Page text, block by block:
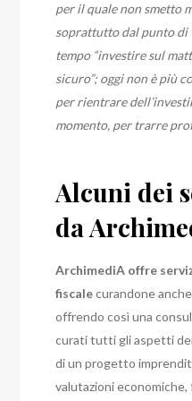
per il quale non smetto
soprattutto dal punto di
tempo “investire sul
sicuro”; oggi non è più
per rientrare
momento, per trarre
Alcuni dei
da
ArchimediA offre
fiscalecurandone
offrendo così una
curati tutti gli aspetti
di un progetto
valutazioni economiche,